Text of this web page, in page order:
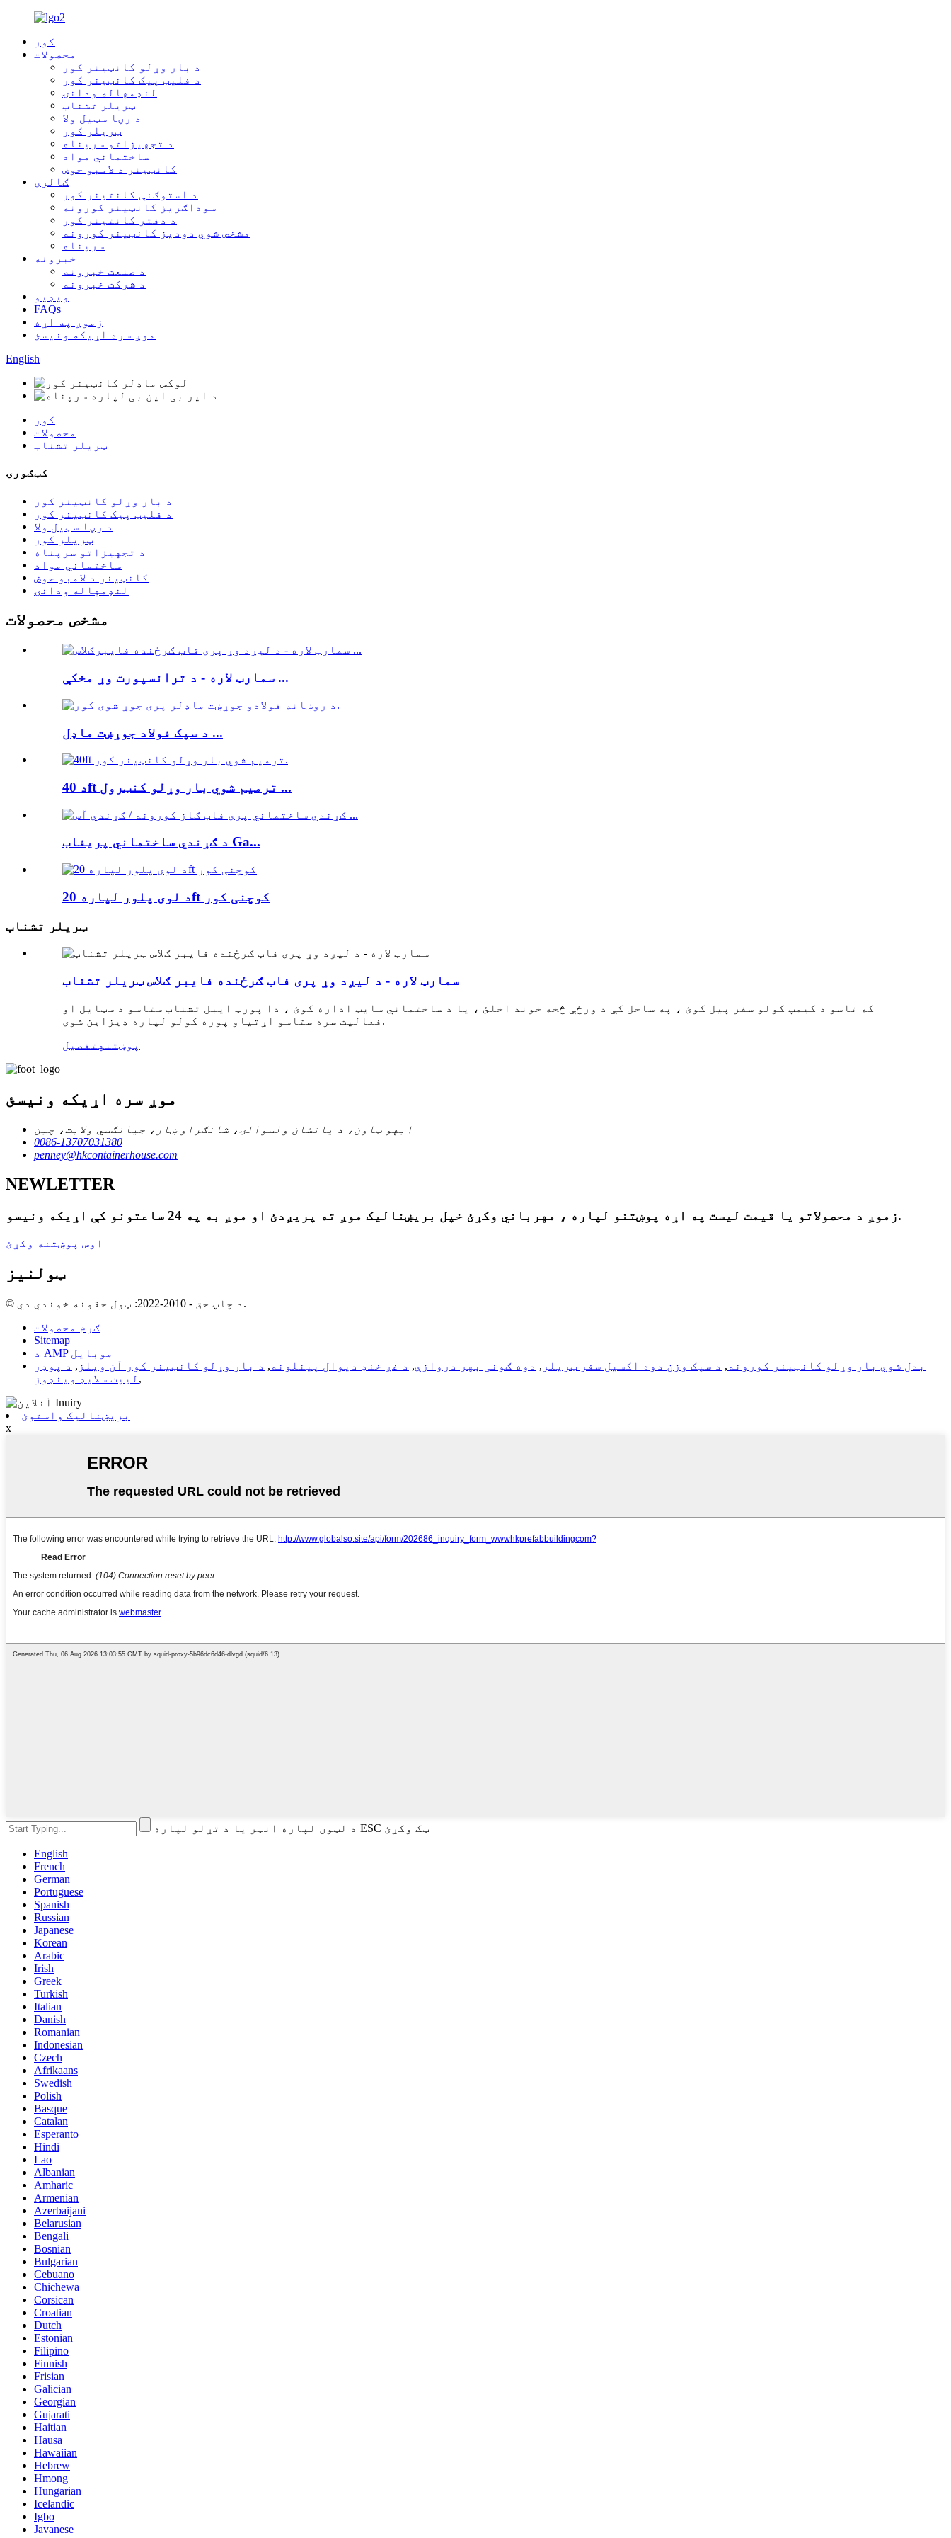
کور
محصولات
د بار وړلو کانټینر کور
د فلیټ پیک کانټینر کور
لنډمهاله ودانۍ
ټریلر تشناب
د رڼا سټیل ولا
ټریلر کور
د تجهیزاتو سرپناه
ساختماني مواد
کانټینر د لامبو حوض
ګالری
د استوګنې کانتینر کور
سوداګریز کانټینر کورونه
د دفتر کانتینر کور
مشخص شوي دودیز کانټینر کورونه
سرپناه
خبرونه
د صنعت خبرونه
د شرکت خبرونه
ویډیو
FAQs
زموږ په اړه
موږ سره اړیکه ونیسئ
English
کور
محصولات
ټریلر تشناب
کټګورۍ
د بار وړلو کانټینر کور
د فلیټ پیک کانټینر کور
د رڼا سټیل ولا
ټریلر کور
د تجهیزاتو سرپناه
ساختماني مواد
کانټینر د لامبو حوض
لنډمهاله ودانۍ
مشخص محصولات
سمارټ لاره - د ترانسپورت وړ مخکې ...
د سپک فولاد جوړښت ماډل ...
د 40ft ترمیم شوي بار وړلو کنټرول ...
د ګړندي ساختماني پریفاب Ga...
د لوی پلور لپاره 20ft کوچنی کور
ټریلر تشناب
سمارټ لاره - د لیږد وړ پری فاب ګرځنده فایبر ګلاس ټریلر تشناب
که تاسو د کیمپ کولو سفر پیل کوئ ، په ساحل کې د ورځې څخه خوند اخلئ ، یا د ساختماني سایټ اداره کوئ ، دا پورټ ایبل تشناب ستاسو د سټایل او
فعالیت سره ستاسو اړتیاو پوره کولو لپاره ډیزاین شوی.
پوښتنه تفصیل
موږ سره اړیکه ونیسئ
ایهو ټاون، د یانشان ولسوالۍ، شانګراو ښار، جیانګسي ولایت، چین
0086-13707031380
penney@hkcontainerhouse.com
NEWLETTER
زموږ د محصولاتو یا قیمت لیست په اړه پوښتنو لپاره ، مهرباني وکړئ خپل بریښنالیک موږ ته پریږدئ او موږ به په 24 ساعتونو کې اړیکه ونیسو.
اوس پوښتنه وکړئ
ټولنیز
© د چاپ حق - 2010-2022: ټول حقونه خوندي دي.
ګرم محصولات
Sitemap
د AMP موبایل
بدل شوي بار وړلو کانټینر کورونه , د سپک وزن دوه اکسیل سفر ټریلر , دوه ګونی بهر دروازې, د غږ خنډ دیوال پینلونه , د بار وړلو کانټینر کور آن ویلز , د پوډر
لیپت سلایډ وینډوز ,
بریښنالیک واستوئ
x
د لټون لپاره انټر یا د تړلو لپاره ESC ټک وکړئ
English
French
German
Portuguese
Spanish
Russian
Japanese
Korean
Arabic
Irish
Greek
Turkish
Italian
Danish
Romanian
Indonesian
Czech
Afrikaans
Swedish
Polish
Basque
Catalan
Esperanto
Hindi
Lao
Albanian
Amharic
Armenian
Azerbaijani
Belarusian
Bengali
Bosnian
Bulgarian
Cebuano
Chichewa
Corsican
Croatian
Dutch
Estonian
Filipino
Finnish
Frisian
Galician
Georgian
Gujarati
Haitian
Hausa
Hawaiian
Hebrew
Hmong
Hungarian
Icelandic
Igbo
Javanese